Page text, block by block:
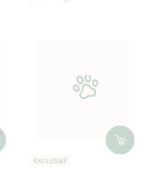
EXCLUSIEF